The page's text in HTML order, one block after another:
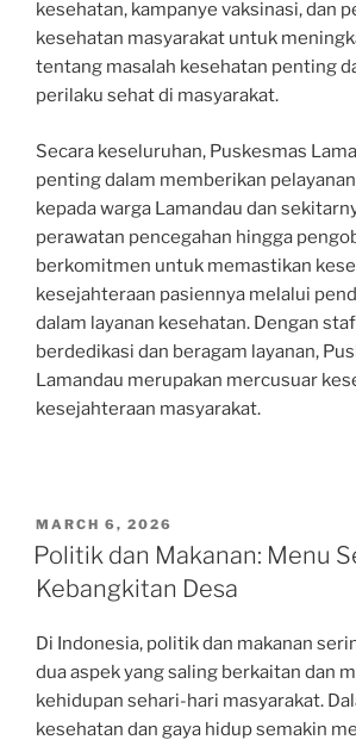
kesehatan, kampanye vaksinasi, dan
kesehatan masyarakat untuk
tentang masalah kesehatan penting
perilaku sehat di masyarakat.
Secara keseluruhan, Puskesmas
penting dalam memberikan
kepada warga Lamandau dan
perawatan pencegahan hingga
berkomitmen untuk memastikan
kesejahteraan pasiennya melalui
dalam layanan kesehatan. Dengan
berdedikasi dan beragam layanan,
Lamandau merupakan mercusuar
kesejahteraan masyarakat.
POSTED
ON
MARCH 6, 2026
Politik dan Makanan: Menu
Kebangkitan Desa
Di Indonesia, politik dan makanan
dua aspek yang saling berkaitan dan
kehidupan sehari-hari masyarakat.
kesehatan dan gaya hidup semakin